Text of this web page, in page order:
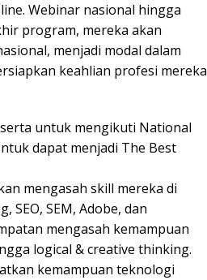
Webinar nasional hingga
program, mereka akan
menjadi modal dalam
keahlian profesi mereka
untuk mengikuti National
dapat menjadi The Best
mengasah skill mereka di
SEM, Adobe, dan
mengasah kemampuan
logical & creative thinking.
kemampuan teknologi